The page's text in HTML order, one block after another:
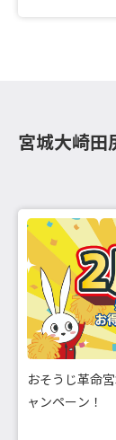
宮城大崎田
おそうじ革命
ャンペーン！